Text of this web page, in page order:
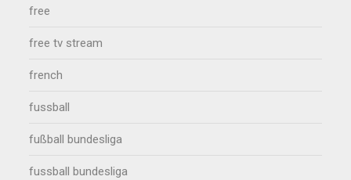
free
free tv stream
french
fussball
fußball bundesliga
fussball bundesliga